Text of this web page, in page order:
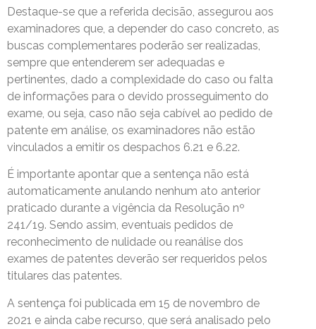
Destaque-se que a referida decisão, assegurou aos
examinadores que, a depender do caso concreto, as
buscas complementares poderão ser realizadas,
sempre que entenderem ser adequadas e
pertinentes, dado a complexidade do caso ou falta
de informações para o devido prosseguimento do
exame, ou seja, caso não seja cabível ao pedido de
patente em análise, os examinadores não estão
vinculados a emitir os despachos 6.21 e 6.22.
É importante apontar que a sentença não está
automaticamente anulando nenhum ato anterior
praticado durante a vigência da Resolução nº
241/19. Sendo assim, eventuais pedidos de
reconhecimento de nulidade ou reanálise dos
exames de patentes deverão ser requeridos pelos
titulares das patentes.
A sentença foi publicada em 15 de novembro de
2021 e ainda cabe recurso, que será analisado pelo